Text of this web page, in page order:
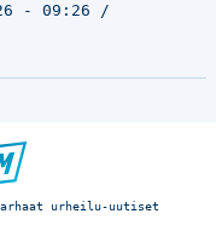
- 09:26
urheilu-uutiset